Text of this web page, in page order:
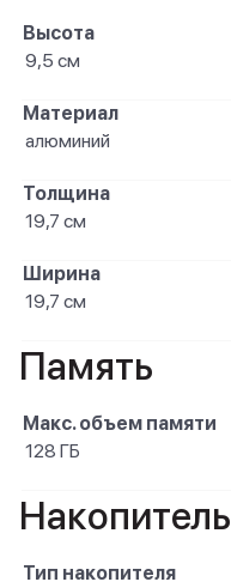
Высота
9,5 см
Материал
алюминий
Толщина
19,7 см
Ширина
19,7 см
Память
Макс. объем памяти
128 ГБ
Накопитель
Тип накопителя